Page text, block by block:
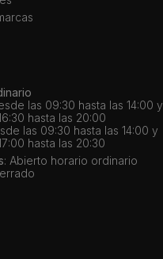
las 09:30 hasta las 14:00 y
hasta las 20:00
las 09:30 hasta las 14:00 y
hasta las 20:30
: Abierto horario ordinario